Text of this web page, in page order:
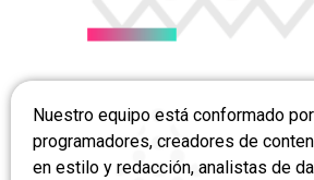
Nuestro equipo está conformado
programadores, creadores de
en estilo y redacción, analistas de